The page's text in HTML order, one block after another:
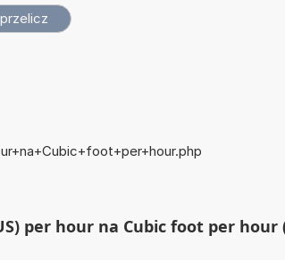
per hour na Cubic foot per hour